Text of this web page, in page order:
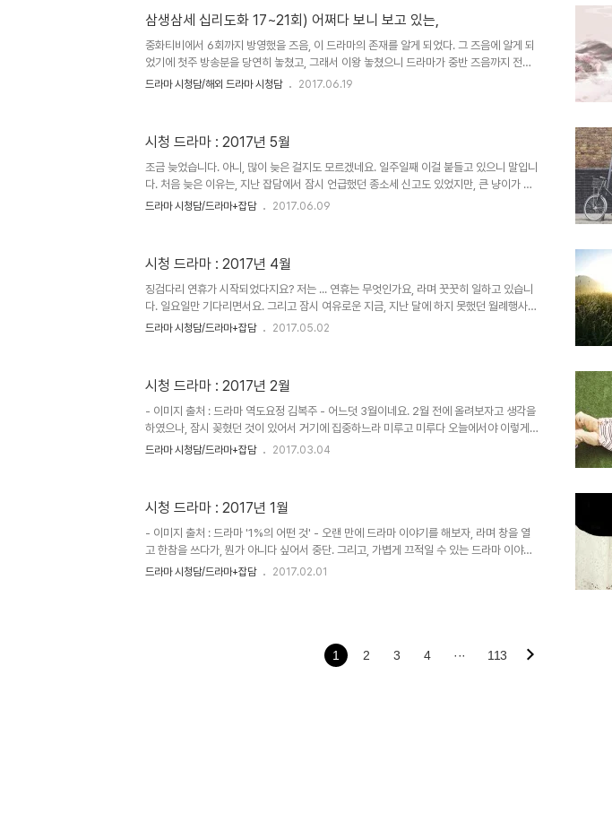
않아... 얼떨결에, 아주 오랜 만에 한드 드한기를 맞이하고 있답니다. 그렇다고 하여 보는 드
라마가 전혀 없는 것은 아니지만요. 그렇게, 7월에 봤던 드라마에 대한 이야기..
삼생삼세 십리도화 17~21회) 어쩌다 보니 보고 있는,
중화티비에서 6회까지 방영했을 즈음, 이 드라마의 존재를 알게 되었다. 그 즈음에 알게 되
었기에 첫주 방송분을 당연히 놓쳤고, 그래서 이왕 놓쳤으니 드라마가 중반 즈음까지 전개
가 되면 봐야겠다, 라며 접어두기로 했다. 접어두기로 하였으나, 대체 어떤 드라마이길래 이
이유는, 본방에 이어 바로 재방송을 하길래 그냥, 보게 되어버린 것이다. 대강 훑어보니 26
회 이후부터 꽤 재미있을 듯 하다. 그래서 그냥 지금부터 재방으로 챙겨보고 (본방 시간엔 ..
드라마 시청담/해외 드라마 시청담 2017.06.19
시청 드라마 : 2017년 5월
조금 늦었습니다. 아니, 많이 늦은 걸지도 모르겠네요. 일주일째 이걸 붙들고 있으니 말입니
다. 처음 늦은 이유는, 지난 잡담에서 잠시 언급했던 종소세 신고도 있었지만, 큰 냥이가 조
금 아파서 거기에 온 신경이 곤두서서 전혀 생각하질 못했었습니다. 아이는 이제 거의 다 나
않아서, 질질 끌다보니 오늘이 되었다지요. 방금, 수트너 보고, 뜬금없이 시작된 취미생활
(얼마나 갈까)을 끝낸 후, 지금 아니면 못쓸 것 같아, 라며 부랴부랴 노트북 켜고..
드라마 시청담/드라마+잡담 2017.06.09
시청 드라마 : 2017년 4월
징검다리 연휴가 시작되었다지요? 저는 ... 연휴는 무엇인가요, 라며 꿋꿋히 일하고 있습니
다. 일요일만 기다리면서요. 그리고 잠시 여유로운 지금, 지난 달에 하지 못했던 월례행사를
시작해보려고 합니다. 사실, 일요일에 쓰려고 했는데, 음방하느라 늦게자고, 또 일어나선 내
막회까지, 무려 본방으로 챙겨보았느냐면, 첫번째 이유는 우연히 본 스페셜 방송 때문이겠
지요. 어쩐지 재미있을 것 같다, 라는 기대감이 생겼거든요...
드라마 시청담/드라마+잡담 2017.05.02
시청 드라마 : 2017년 2월
- 이미지 출처 : 드라마 역도요정 김복주 - 어느덧 3월이네요. 2월 전에 올려보자고 생각을
하였으나, 잠시 꽂혔던 것이 있어서 거기에 집중하느라 미루고 미루다 오늘에서야 이렇게
올리게 되었습니다. 사실, 3월 첫날 시작을 하였으나, 피곤을 핑계로 미루고 미루다보니 오
드라마도 있고, 잘 보다가 어느 순간 놔버린 듯, 미뤄둔 듯, 한 드라마도 있구요. 그 와중에
시간맞춰서 보는 드라마가 있다는 것이 어쩐지 다행일지도 모르겠네요. 아,..
드라마 시청담/드라마+잡담 2017.03.04
시청 드라마 : 2017년 1월
- 이미지 출처 : 드라마 '1%의 어떤 것' - 오랜 만에 드라마 이야기를 해보자, 라며 창을 열
고 한참을 쓰다가, 뭔가 아니다 싶어서 중단. 그리고, 가볍게 끄적일 수 있는 드라마 이야기
라면 역시, 월례행사가 딱이겠구나, 라며 이거라도 꾸준히 해보자, 싶어 이렇게 시작합니다.
요.. 다른 한 편은 작가의 전작을 너무 좋아해서 기다리다가 일단, 프..
드라마 시청담/드라마+잡담 2017.02.01
1 2 3 4 ··· 113